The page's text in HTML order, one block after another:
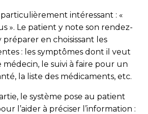
intéressant : «
». Le patient y note son rendez-
préparer en choisissant les
: les symptômes dont il veut
médecin, le suivi à faire pour un
la liste des médicaments, etc.
le système pose au patient
l’aider à préciser l’information :